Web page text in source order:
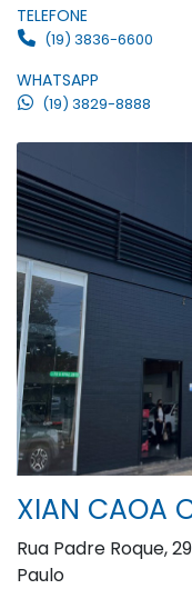
TELEFONE
(19) 3836-6600
WHATSAPP
(19) 3829-8888
XIAN CAOA
Rua Padre Roque,
Paulo